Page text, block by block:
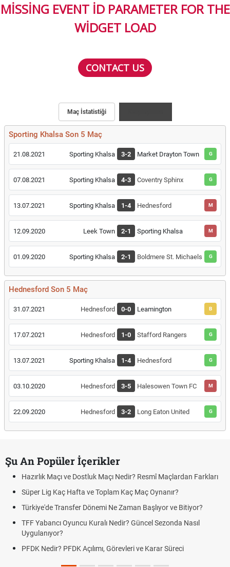
MISSING EVENT ID PARAMETER FOR THE
WIDGET LOAD
CONTACT US
Maç İstatistiği
Sporting Khalsa Son 5 Maç
21.08.2021 Sporting Khalsa 3-2 Market Drayton Town G
07.08.2021 Sporting Khalsa 4-3 Coventry Sphinx G
13.07.2021 Sporting Khalsa 1-4 Hednesford M
12.09.2020 Leek Town 2-1 Sporting Khalsa M
01.09.2020 Sporting Khalsa 2-1 Boldmere St. Michaels G
Hednesford Son 5 Maç
31.07.2021 Hednesford 0-0 Leamington B
17.07.2021 Hednesford 1-0 Stafford Rangers G
13.07.2021 Sporting Khalsa 1-4 Hednesford G
03.10.2020 Hednesford 3-5 Halesowen Town FC M
22.09.2020 Hednesford 3-2 Long Eaton United G
Şu An Popüler İçerikler
Hazırlık Maçı ve Dostluk Maçı Nedir? Resmî Maçlardan Farkları
Süper Lig Kaç Hafta ve Toplam Kaç Maç Oynanır?
Türkiye'de Transfer Dönemi Ne Zaman Başlıyor ve Bitiyor?
TFF Yabancı Oyuncu Kuralı Nedir? Güncel Sezonda Nasıl
Uygulanıyor?
PFDK Nedir? PFDK Açılımı, Görevleri ve Karar Süreci